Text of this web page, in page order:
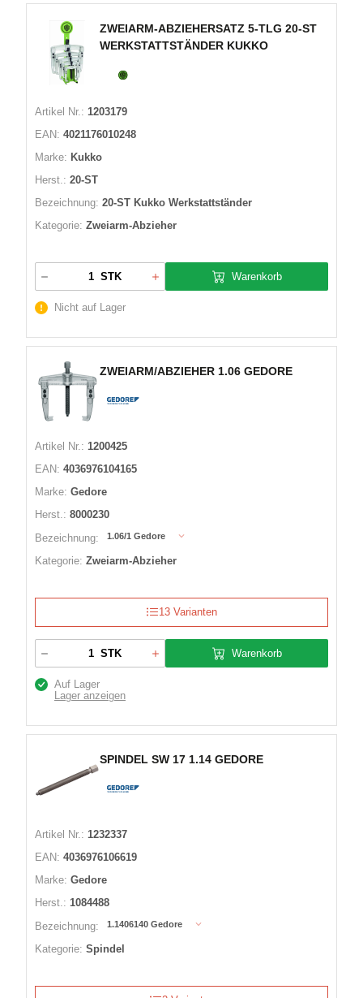
ZWEIARM-ABZIEHERSATZ 5-TLG 20-ST
WERKSTATTSTÄNDER KUKKO
Artikel Nr.: 1203179
EAN: 4021176010248
Marke: Kukko
Herst.: 20-ST
Bezeichnung: 20-ST Kukko Werkstattständer
Kategorie: Zweiarm-Abzieher
STK Warenkorb
Nicht auf Lager
ZWEIARM/ABZIEHER 1.06 GEDORE
Artikel Nr.: 1200425
EAN: 4036976104165
Marke: Gedore
Herst.: 8000230
Bezeichnung:
1.06/1 Gedore
Kategorie: Zweiarm-Abzieher
13 Varianten
STK Warenkorb
Auf Lager
Lager anzeigen
SPINDEL SW 17 1.14 GEDORE
Artikel Nr.: 1232337
EAN: 4036976106619
Marke: Gedore
Herst.: 1084488
Bezeichnung:
1.1406140 Gedore
Kategorie: Spindel